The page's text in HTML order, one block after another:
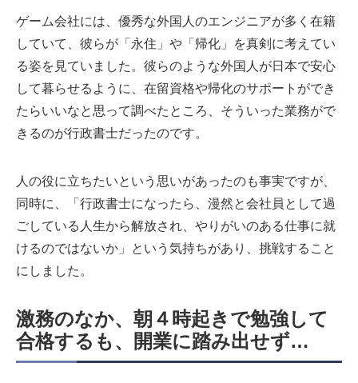
ゲーム会社には、優秀な外国人のエンジニアが多く在籍
していて、彼らが「永住」や「帰化」を真剣に考えてい
る姿を見ていました。彼らのような外国人が日本で安心
して暮らせるように、在留資格や帰化のサポートができ
たらいいなと思って調べたところ、そういった業務がで
きるのが行政書士だったのです。
人の役に立ちたいという思いがあったのも事実ですが、
同時に、「行政書士になったら、漫然と会社員として過
ごしている人生から解放され、やりがいのある仕事に就
けるのではないか」という気持ちがあり、挑戦すること
にしました。
激務のなか、朝４時起きで勉強して
合格するも、開業に踏み出せず…